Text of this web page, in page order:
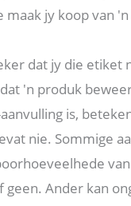
maak jy koop van
dat jy die etiket
'n produk
is,
nie. Sommige
geen. Ander kan